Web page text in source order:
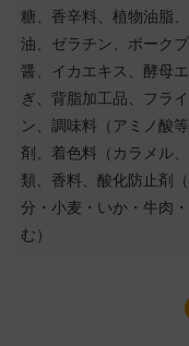
糖、香辛料、植物油脂
油、ゼラチン、ポーク
醤、イカエキス、酵母
ぎ、背脂加工品、フラ
ン、調味料（アミノ酸
剤、着色料（カラメル
類、香料、酸化防止剤
分・小麦・いか・牛肉
む）